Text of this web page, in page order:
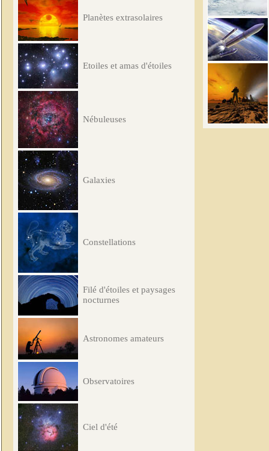
Planètes extrasolaires
Etoiles et amas d'étoiles
Nébuleuses
Galaxies
Constellations
Filé d'étoiles et paysages
nocturnes
Astronomes amateurs
Observatoires
Ciel d'été